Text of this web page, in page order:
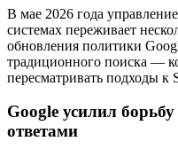
В мае 2026 года
системах переживает
обновления политики
традиционного поиска —
пересматривать подходы к
Google усилил
ответами